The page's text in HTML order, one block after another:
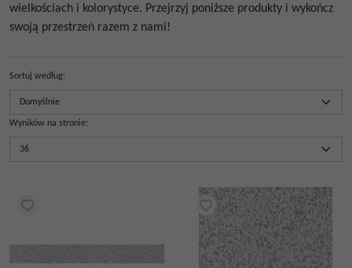
wielkościach i kolorystyce. Przejrzyj poniższe produkty i wykończ
swoją przestrzeń razem z nami!
Sortuj według:
Wyników na stronie: